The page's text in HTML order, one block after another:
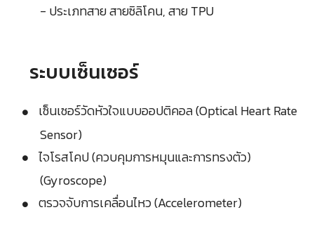
- ประเภทสาย สายซิลิโคน, สาย TPU
ระบบเซ็นเซอร์
เซ็นเซอร์วัดหัวใจแบบออปติคอล (Optical Heart Rate
Sensor)
ไจโรสโคป (ควบคุมการหมุนและการทรงตัว)
(Gyroscope)
ตรวจจับการเคลื่อนไหว (Accelerometer)